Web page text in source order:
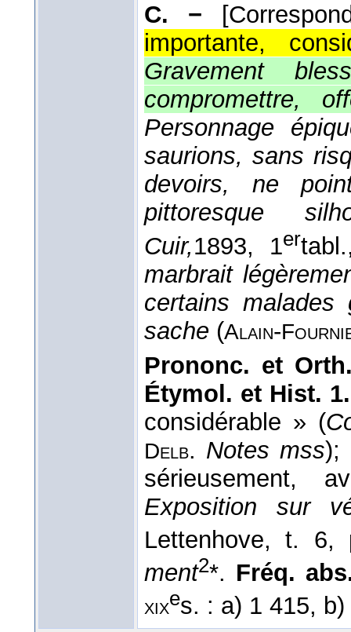
C. −
importante,
Gravement
compromettre,
Personnage
saurions, sans
devoirs, ne
pittoresque
Cuir,1893, 1er
marbrait
certains
sache (Alain-
Prononc. et
Étymol. et Hist.
considérable » (
Delb. Notes mss);
Exposition sur
Lettenhove, t.
ment2*. Fréq.
xixes. : a) 1 415,